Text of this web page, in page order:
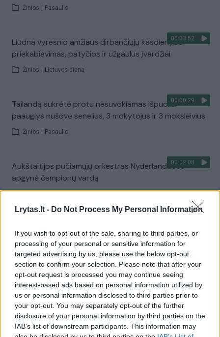
Lrytas.lt - Do Not Process My Personal Information
If you wish to opt-out of the sale, sharing to third parties, or
processing of your personal or sensitive information for
targeted advertising by us, please use the below opt-out
section to confirm your selection. Please note that after your
opt-out request is processed you may continue seeing
interest-based ads based on personal information utilized by
us or personal information disclosed to third parties prior to
your opt-out. You may separately opt-out of the further
disclosure of your personal information by third parties on the
IAB’s list of downstream participants. This information may
Žinios Pasaulis
00:03:52
Liūdna vyresnio amžiaus dirbančiųjų kasdienybė –
priekabiavimas, patyčios ir užgaulūs įvardžiai
Žinios Lietuvos diena
00:00:29
Tailandą sukrėtė protu nesuvokiamas išpuolis:
paauglys nušovė senelius, 3 mokytojus ir 3 moksleivius
Žinios Pasaulis
00:02:08
Aukštaitijos pučiamųjų orkestras Nyderlanduose
apgynė čempionų vardą
Žiūrimiausi įrašai
00:00:30
Vaizdai iš tragiškos avarijos Vilniaus r.: dviejų moterų ir
vaiko gyvybių išgelbėti nepavyko